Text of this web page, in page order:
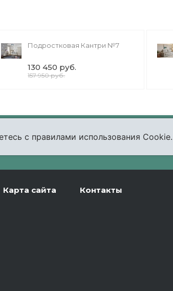
Подростковая Кантри №7
130 450 руб.
157 950 руб.
по выбору мебели!
Карта сайта Контакты
с правилами использования Cookie.